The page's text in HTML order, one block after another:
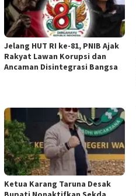
Jelang HUT RI ke-81, PNIB Ajak
Rakyat Lawan Korupsi dan
Ancaman Disintegrasi Bangsa
Ketua ‎Karang Taruna Desak